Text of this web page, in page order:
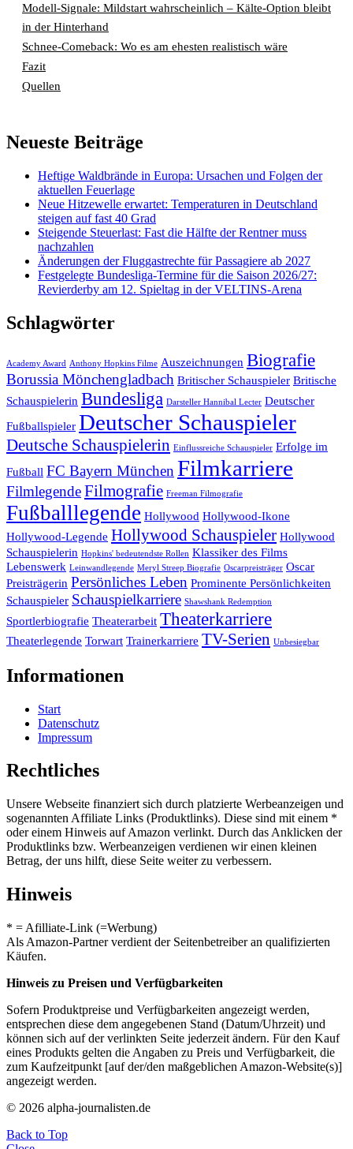
Modell-Signale: Mildstart wahrscheinlich – Kälte-Option bleibt
in der Hinterhand
Schnee-Comeback: Wo es am ehesten realistisch wäre
Fazit
Quellen
Neueste Beiträge
Heftige Waldbrände in Europa: Ursachen und Folgen der
aktuellen Feuerlage
Neue Hitzewelle erwartet: Temperaturen in Deutschland
steigen auf fast 40 Grad
Steigende Steuerlast: Fast die Hälfte der Rentner muss
nachzahlen
Änderungen der Fluggastrechte für Passagiere ab 2027
Festgelegte Bundesliga-Termine für die Saison 2026/27:
Revierderby am 12. Spieltag in der VELTINS-Arena
Schlagwörter
Academy Award Anthony Hopkins Filme Auszeichnungen Biografie
Borussia Mönchengladbach Britischer Schauspieler Britische
Schauspielerin Bundesliga Darsteller Hannibal Lecter Deutscher
Fußballspieler Deutscher Schauspieler
Deutsche Schauspielerin Einflussreiche Schauspieler Erfolge im
Fußball FC Bayern München Filmkarriere
FilmlegendeFilmografie Freeman Filmografie
Fußballlegende Hollywood Hollywood-Ikone
Hollywood-Legende Hollywood Schauspieler Hollywood
Schauspielerin Hopkins' bedeutendste Rollen Klassiker des Films
Lebenswerk Leinwandlegende Meryl Streep Biografie Oscarpreisträger Oscar
Preisträgerin Persönliches Leben Prominente Persönlichkeiten
Schauspieler Schauspielkarriere Shawshank Redemption
Sportlerbiografie Theaterarbeit Theaterkarriere
Theaterlegende Torwart Trainerkarriere TV-Serien Unbesiegbar
Informationen
Start
Datenschutz
Impressum
Rechtliches
Unsere Webseite finanziert sich durch platzierte Werbeanzeigen und
sogenannten Affiliate Links (Produktlinks). Diese sind mit einem *
oder einem Hinweis auf Amazon verlinkt. Durch das Anklicken der
Produktlinks bzw. Werbeanzeigen verdienen wir einen kleinen
Betrag, der uns hilft, diese Seite weiter zu verbessern.
Hinweis
* = Afilliate-Link (=Werbung)
Als Amazon-Partner verdient der Seitenbetreiber an qualifizierten
Käufen.
Hinweis zu Preisen und Verfügbarkeiten
Sofern Produktpreise und Verfügbarkeiten angezeigt werden,
entsprechen diese dem angegebenen Stand (Datum/Uhrzeit) und
können sich auf der verlinkten Seite jederzeit ändern. Für den Kauf
eines Produkts gelten die Angaben zu Preis und Verfügbarkeit, die
zum Kaufzeitpunkt [auf der/den maßgeblichen Amazon-Website(s)]
angezeigt werden.
© 2026 alpha-journalisten.de
Back to Top